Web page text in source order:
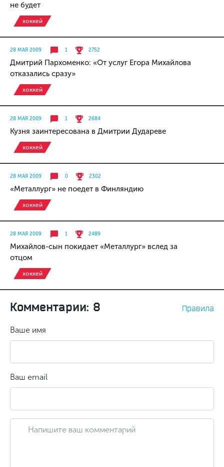
не будет
хоккей
28 МАЯ 2009 1 2752
Дмитрий Пархоменко: «От услуг Егора Михайлова
отказались сразу»
хоккей
28 МАЯ 2009 1 2684
Кузня заинтересована в Дмитрии Дудареве
хоккей
28 МАЯ 2009 0 2302
«Металлург» не поедет в Финляндию
хоккей
28 МАЯ 2009 1 2489
Михайлов-сын покидает «Металлург» вслед за
отцом
хоккей
Комментарии: 8 Правила
Ваше имя
Ваш email